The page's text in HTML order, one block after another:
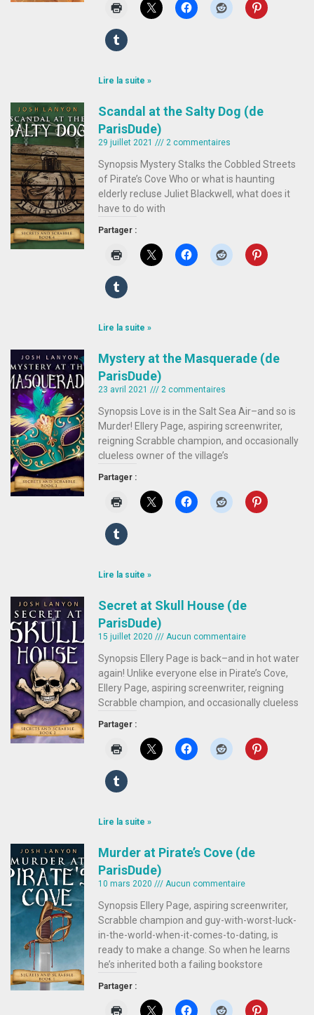
Lire la suite »
Scandal at the Salty Dog (de
ParisDude)
29 juillet 2021 2 commentaires
Synopsis Mystery Stalks the Cobbled Streets
of Pirate’s Cove Who or what is haunting
elderly recluse Juliet Blackwell, what does it
have to do with
Partager :
Lire la suite »
Mystery at the Masquerade (de
ParisDude)
23 avril 2021 2 commentaires
Synopsis Love is in the Salt Sea Air–and so is
Murder! Ellery Page, aspiring screenwriter,
reigning Scrabble champion, and occasionally
clueless owner of the village’s
Partager :
Lire la suite »
Secret at Skull House (de
ParisDude)
15 juillet 2020 Aucun commentaire
Synopsis Ellery Page is back–and in hot water
again! Unlike everyone else in Pirate’s Cove,
Ellery Page, aspiring screenwriter, reigning
Scrabble champion, and occasionally clueless
Partager :
Lire la suite »
Murder at Pirate’s Cove (de
ParisDude)
10 mars 2020 Aucun commentaire
Synopsis Ellery Page, aspiring screenwriter,
Scrabble champion and guy-with-worst-luck-
in-the-world-when-it-comes-to-dating, is
ready to make a change. So when he learns
he’s inherited both a failing bookstore
Partager :